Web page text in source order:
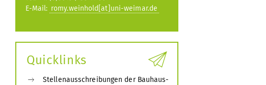
E-Mail: romy.weinhold[at]uni-weimar.de
Quicklinks
Stellenausschreibungen der Bauhaus-